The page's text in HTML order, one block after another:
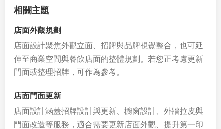
相關主題
店面外觀規劃
店面設計聚焦外觀立面、招牌與品牌視覺整合，也可延
伸至商業空間與餐飲店面的整體規劃。若您正考慮更新
門面或整理招牌，可作為參考。
店面門面更新
店面設計涵蓋招牌設計與更新、櫥窗設計、外牆拉皮與
門面改造等服務，適合需要更新店面外觀、提升第一印